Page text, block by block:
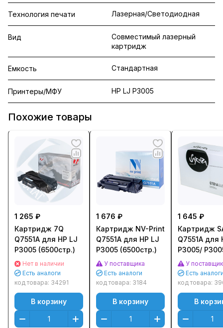
Технология печати Лазерная/Светодиодная
Вид
Совместимый лазерный
картридж
Емкость Стандартная
Принтеры/МФУ HP LJ P3005
Похожие товары
1 265 ₽
Картридж 7Q
Q7551A для HP LJ
P3005 (6500стр.)
Нет в наличии
Есть аналоги
код товара: 34291
В корзину
1 676 ₽
Картридж NV-Print
Q7551A для HP LJ
P3005 (6500стр.)
У поставщика
Есть аналоги
код товара: 3184
В корзину
1 645 ₽
Картридж
Q7551A для
P3005/
P3005d/
3005x/
M3027xMFP/
M3035MFP/
M3035xsMF
Черный
(6000 к.)
У
Есть
код товара:
В